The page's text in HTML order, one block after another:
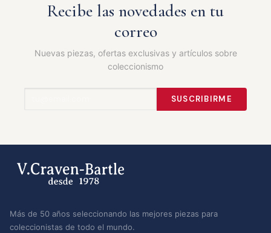
Recibe las novedades en tu
correo
Nuevas piezas, ofertas exclusivas y artículos sobre
coleccionismo
SUSCRIBIRME
Más de 50 años seleccionando las mejores piezas para
coleccionistas de todo el mundo.